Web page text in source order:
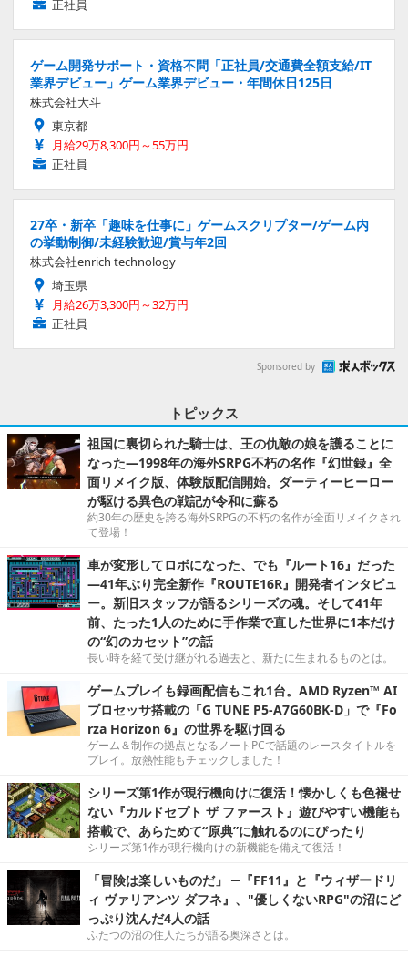
正社員
ゲーム開発サポート・資格不問「正社員/交通費全額支給/IT
業界デビュー」ゲーム業界デビュー・年間休日125日
株式会社大斗
東京都
月給29万8,300円～55万円
正社員
27卒・新卒「趣味を仕事に」ゲームスクリプター/ゲーム内
の挙動制御/未経験歓迎/賞与年2回
株式会社enrich technology
埼玉県
月給26万3,300円～32万円
正社員
Sponsored by
トピックス
祖国に裏切られた騎士は、王の仇敵の娘を護ることに
なった―1998年の海外SRPG不朽の名作『幻世録』全
面リメイク版、体験版配信開始。ダーティーヒーロー
が駆ける異色の戦記が令和に蘇る
約30年の歴史を誇る海外SRPGの不朽の名作が全面リメイクされ
て登場！
車が変形してロボになった、でも『ルート16』だった
―41年ぶり完全新作『ROUTE16R』開発者インタビュ
ー。新旧スタッフが語るシリーズの魂。そして41年
前、たった1人のために手作業で直した世界に1本だけ
の“幻のカセット”の話
長い時を経て受け継がれる過去と、新たに生まれるものとは。
ゲームプレイも録画配信もこれ1台。AMD Ryzen™ AI
プロセッサ搭載の「G TUNE P5-A7G60BK-D」で『Fo
rza Horizon 6』の世界を駆け回る
ゲーム＆制作の拠点となるノートPCで話題のレースタイトルを
プレイ。放熱性能もチェックしました！
シリーズ第1作が現行機向けに復活！懐かしくも色褪せ
ない『カルドセプト ザ ファースト』遊びやすい機能も
搭載で、あらためて“原典”に触れるのにぴったり
シリーズ第1作が現行機向けの新機能を備えて復活！
「冒険は楽しいものだ」 ─『FF11』と『ウィザードリ
ィ ヴァリアンツ ダフネ』、"優しくないRPG"の沼にど
っぷり沈んだ4人の話
ふたつの沼の住人たちが語る奥深さとは。